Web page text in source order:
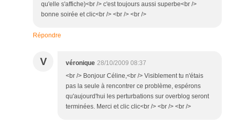
qu'elle s'affiche)<br /> c'est toujours aussi superbe<br />
bonne soirée et clic<br /> <br /> <br />
Répondre
V véronique 28/10/2009 08:37
<br /> Bonjour Céline,<br /> Visiblement tu n'étais
pas la seule à rencontrer ce problème, espérons
qu'aujourd'hui les perturbations sur overblog seront
terminées. Merci et clic clic<br /> <br /> <br />